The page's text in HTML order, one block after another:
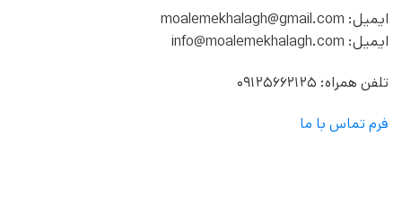
ایمیل: moalemekhalagh@gmail.com
ایمیل: info@moalemekhalagh.com
تلفن همراه: 09125662125
فرم تماس با ما